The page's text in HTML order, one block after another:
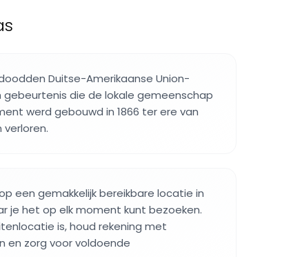
Duitse-Amerikaanse Union-
gebeurtenis die de lokale gemeenschap
werd gebouwd in 1866 ter ere van
een gemakkelijk bereikbare locatie in
je het op elk moment kunt bezoeken.
is, houd rekening met
en zorg voor voldoende